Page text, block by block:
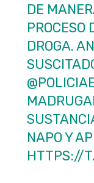
DE
PROCESO
DROGA.
NAPO Y
HTTPS://